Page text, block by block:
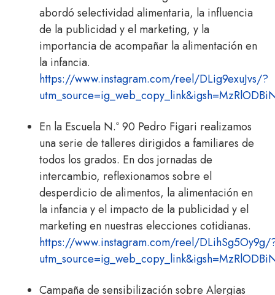
abordó selectividad alimentaria, la influencia
de la publicidad y el marketing, y la
importancia de acompañar la alimentación en
la infancia.
https://www.instagram.com/reel/DLig9exuJvs/?
En la Escuela N.º 90 Pedro Figari realizamos
una serie de talleres dirigidos a familiares de
todos los grados. En dos jornadas de
intercambio, reflexionamos sobre el
desperdicio de alimentos, la alimentación en
la infancia y el impacto de la publicidad y el
marketing en nuestras elecciones cotidianas.
https://www.instagram.com/reel/DLihSg5Oy9g/
Campaña de sensibilización sobre Alergias